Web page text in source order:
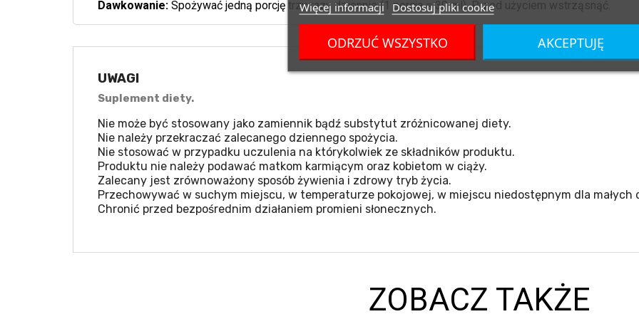
Dawkowanie:Spożywać jedną porcję trzy razy dziennie (1 porcja = 30 ml). Przed użyciem wstrząsnąć.
UWAGI
Suplement diety.
Nie może być stosowany jako zamiennik bądź substytut zróżnicowanej diety.
Nie należy przekraczać zalecanego dziennego spożycia.
Nie stosować w przypadku uczulenia na którykolwiek ze składników produktu.
Produktu nie należy podawać matkom karmiącym oraz kobietom w ciąży.
Zalecany jest zrównoważony sposób żywienia i zdrowy tryb życia.
Przechowywać w suchym miejscu, w temperaturze pokojowej, w miejscu niedostępnym dla małych
Chronić przed bezpośrednim działaniem promieni słonecznych.
ZOBACZ TAKŻE
Więcej informacji Dostosuj pliki cookie
ODRZUĆ WSZYSTKO AKCEPTUJĘ